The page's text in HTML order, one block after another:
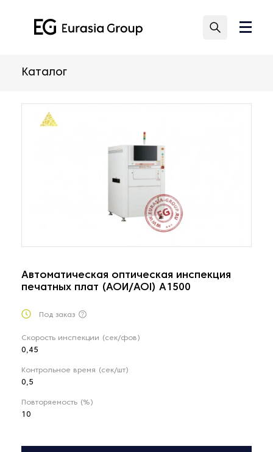
Каталог
Автоматическая оптическая инспекция
печатных плат (АОИ/AOI) A1500
Под заказ
Скорость инспекции (сек/фов)
0,45
Контрольное время (сек/шт)
0,5
Повторяемость (%)
10